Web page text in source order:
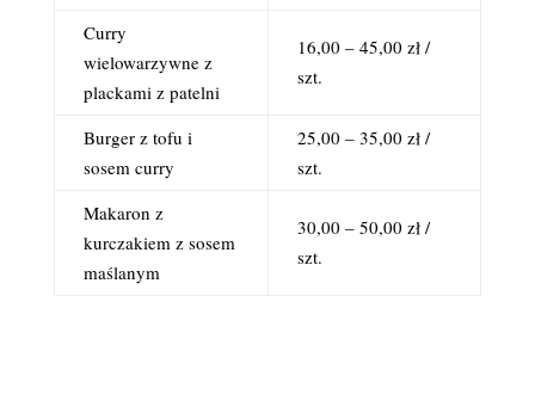
Curry
wielowarzywne z
plackami z patelni
16,00 – 45,00 zł /
szt.
Burger z tofu i
sosem curry
25,00 – 35,00 zł /
szt.
Makaron z
kurczakiem z sosem
maślanym
30,00 – 50,00 zł /
szt.